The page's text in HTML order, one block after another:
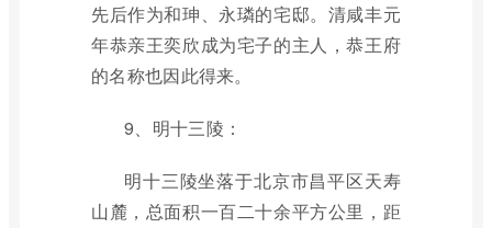
先后作为和珅、永璘的宅邸。清咸丰元
年恭亲王奕欣成为宅子的主人，恭王府
的名称也因此得来。
9、明十三陵：
明十三陵坐落于北京市昌平区天寿
山麓，总面积一百二十余平方公里，距